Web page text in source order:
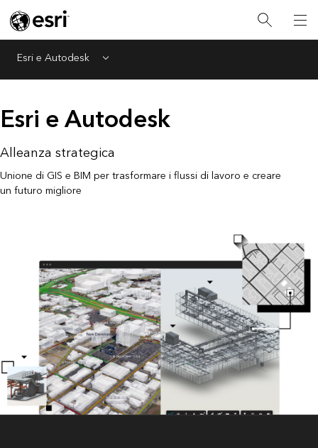
Esri e Autodesk Menu
Esri e Autodesk
Alleanza strategica
Unione di GIS e BIM per trasformare i flussi di lavoro e creare
un futuro migliore